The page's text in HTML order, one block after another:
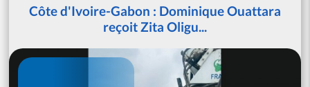
Côte d'Ivoire-Gabon : Dominique Ouattara
reçoit Zita Oligu...